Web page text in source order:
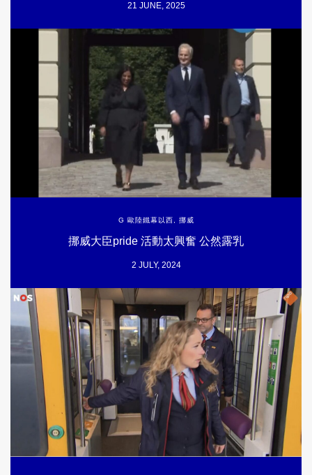
21 JUNE, 2025
G 歐陸鐵幕以西, 挪威
挪威大臣pride 活動太興奮 公然露乳
2 JULY, 2024